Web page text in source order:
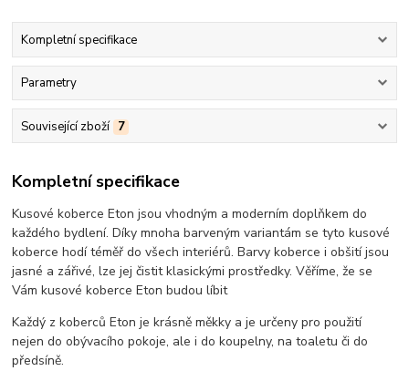
Kompletní specifikace
Parametry
Související zboží 7
Kompletní specifikace
Kusové koberce Eton jsou vhodným a moderním doplňkem do
každého bydlení. Díky mnoha barveným variantám se tyto kusové
koberce hodí téměř do všech interiérů. Barvy koberce i obšití jsou
jasné a zářivé, lze jej čistit klasickými prostředky. Věříme, že se
Vám kusové koberce Eton budou líbit
Každý z koberců Eton je krásně měkky a je určeny pro použití
nejen do obývacího pokoje, ale i do koupelny, na toaletu či do
předsíně.